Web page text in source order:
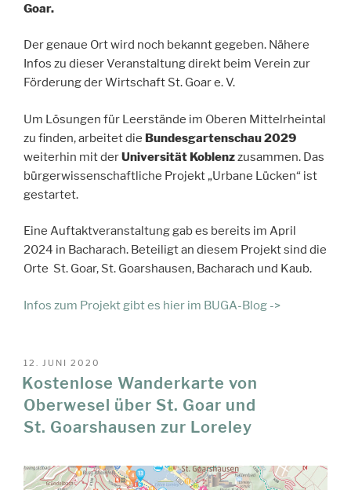
Goar.
Der genaue Ort wird noch bekannt gegeben. Nähere
Infos zu dieser Veranstaltung direkt beim Verein zur
Förderung der Wirtschaft St. Goar e. V.
Um Lösungen für Leerstände im Oberen Mittelrheintal
zu finden, arbeitet die Bundesgartenschau 2029
weiterhin mit derUniversität Koblenzzusammen. Das
bürgerwissenschaftliche Projekt „Urbane Lücken“ ist
gestartet.
Eine Auftaktveranstaltung gab es bereits im April
2024 in Bacharach. Beteiligt an diesem Projekt sind die
Orte St. Goar, St. Goarshausen, Bacharach und Kaub.
Infos zum Projekt gibt es hier im BUGA-Blog ->
VERÖFFENTLICHT
AM
12. JUNI 2020
Kostenlose Wanderkarte von
Oberwesel über St. Goar und
St. Goarshausen zur Loreley